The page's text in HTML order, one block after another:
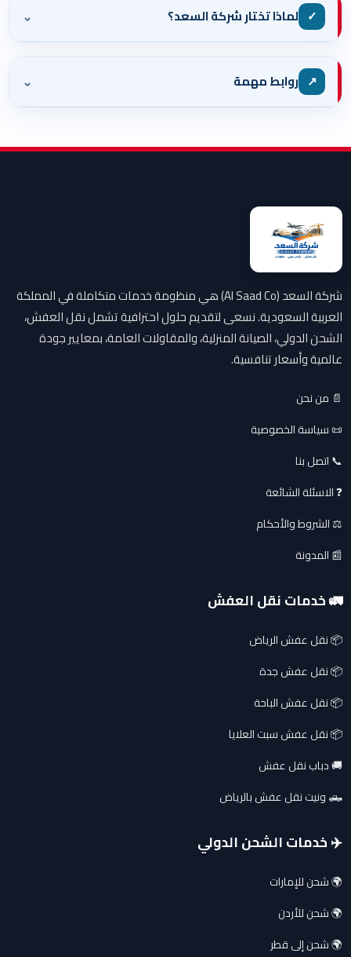
✓ لماذا تختار شركة السعد؟ ⌄
↗ روابط مهمة ⌄
شركة السعد (Al Saad Co) هي منظومة خدمات متكاملة في المملكة
العربية السعودية. نسعى لتقديم حلول احترافية تشمل نقل العفش،
الشحن الدولي، الصيانة المنزلية، والمقاولات العامة، بمعايير جودة
عالمية وأسعار تنافسية.
📄 من نحن
📜 سياسة الخصوصية
📞 اتصل بنا
❓ الاسئلة الشائعة
⚖️ الشروط والأحكام
📰 المدونة
🚛 خدمات نقل العفش
📦 نقل عفش الرياض
📦 نقل عفش جدة
📦 نقل عفش الباحة
📦 نقل عفش سبت العلايا
🚚 دباب نقل عفش
🛻 ونيت نقل عفش بالرياض
✈️ خدمات الشحن الدولي
🌍 شحن للإمارات
🌍 شحن للأردن
🌍 شحن إلى قطر